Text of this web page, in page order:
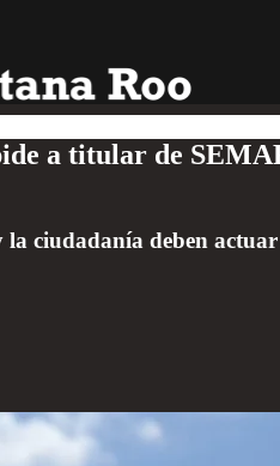
a titular de
ciudadanía deben